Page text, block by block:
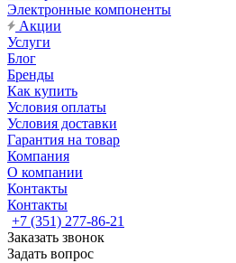
Электронные компоненты
Акции
Услуги
Блог
Бренды
Как купить
Условия оплаты
Условия доставки
Гарантия на товар
Компания
О компании
Контакты
Контакты
+7 (351) 277-86-21
Заказать звонок
Задать вопрос